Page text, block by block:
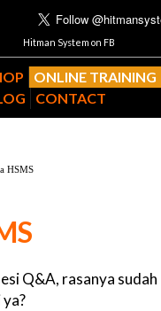
Hitman System on FB
ONLINE TRAINING
CONTACT
HSMS
Q&A, rasanya sudah